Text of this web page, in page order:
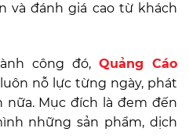
và đánh giá cao từ khách
công đó, Quảng Cáo
nỗ lực từng ngày, phát
Mục đích là đem đến
những sản phẩm, dịch